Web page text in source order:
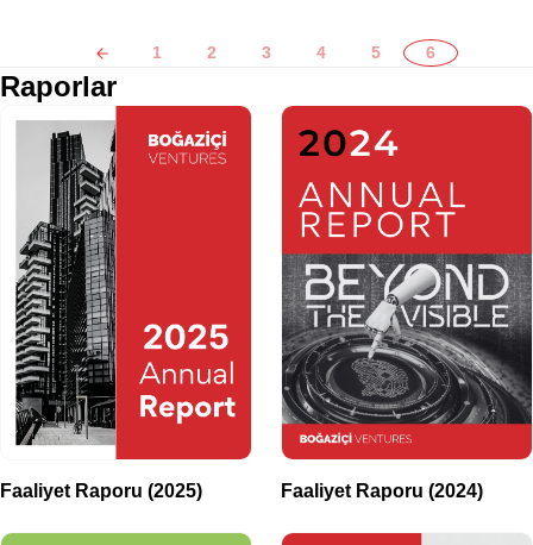
1 2 3 4 5 6
Raporlar
Faaliyet Raporu (2025) Faaliyet Raporu (2024)